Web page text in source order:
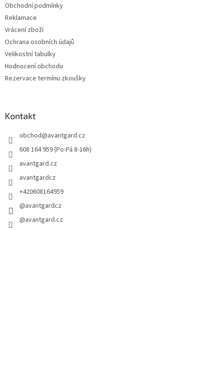
Obchodní podmínky
Reklamace
Vrácení zboží
Ochrana osobních údajů
Velikostní tabulky
Hodnocení obchodu
Rezervace termínu zkoušky
Kontakt
obchod@avantgard.cz
608 164 959 (Po-Pá 8-16h)
avantgard.cz
avantgardcz
+420608164959
@avantgardcz
@avantgard.cz